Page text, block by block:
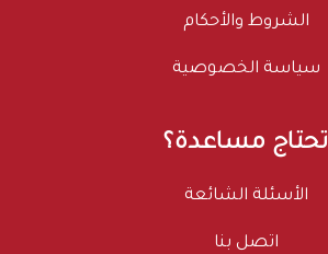
الشروط والأحكام
سياسة الخصوصية
تحتاج مساعدة؟
الأسئلة الشائعة
اتصل بنا